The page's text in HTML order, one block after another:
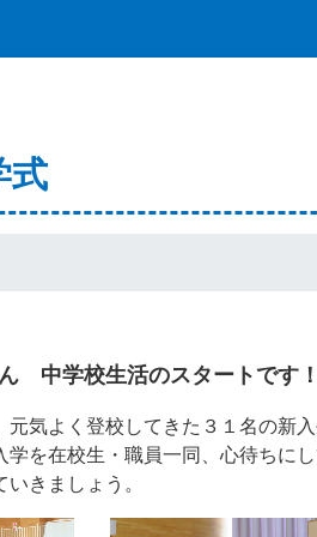
式
中学校生活のスタートです！
気よく登校してきた３１名の新
を在校生・職員一同、心待ちにし
きましょう。